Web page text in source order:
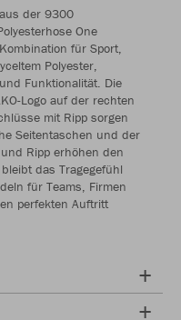
der 9300
One
für Sport,
Polyester,
Funktionalität. Die
Logo auf der rechten
mit Ripp sorgen
Seitentaschen und der
Ripp erhöhen den
das Tragegefühl
für Teams, Firmen
perfekten Auftritt